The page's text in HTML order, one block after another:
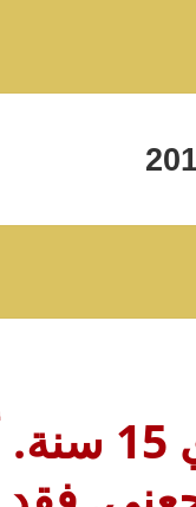
أنا ولد